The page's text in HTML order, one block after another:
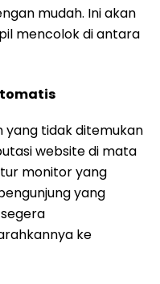
mudah. Ini akan
mencolok di antara
yang tidak ditemukan
website di mata
monitor yang
yang
ke